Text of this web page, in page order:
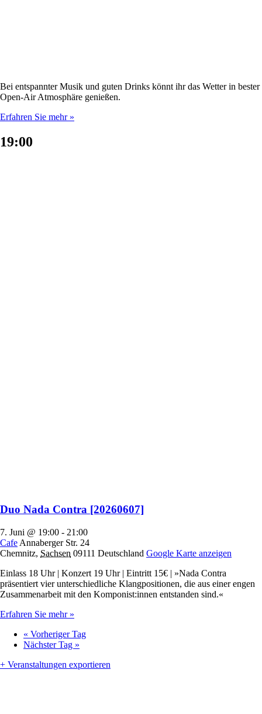
Bei entspannter Musik und guten Drinks könnt ihr das Wetter in bester
Open-Air Atmosphäre genießen.
Erfahren Sie mehr »
19:00
Duo Nada Contra [20260607]
7. Juni @ 19:00 - 21:00
Cafe Annaberger Str. 24
Chemnitz, Sachsen 09111 Deutschland Google Karte anzeigen
Einlass 18 Uhr | Konzert 19 Uhr | Eintritt 15€ | »Nada Contra
präsentiert vier unterschiedliche Klangpositionen, die aus einer engen
Zusammenarbeit mit den Komponist:innen entstanden sind.«
Erfahren Sie mehr »
« Vorheriger Tag
Nächster Tag »
+ Veranstaltungen exportieren